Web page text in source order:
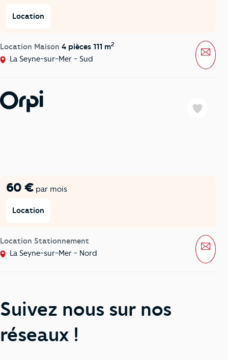
Location
Location Maison 4 pièces 111 m2
La Seyne-sur-Mer - Sud
60 € par mois
Location
Location Stationnement
La Seyne-sur-Mer - Nord
Favoris
Suivez nous sur nos
réseaux !